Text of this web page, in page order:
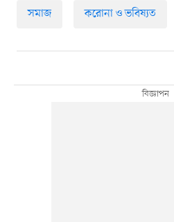
সমাজ করোনা ও ভবিষ্যত